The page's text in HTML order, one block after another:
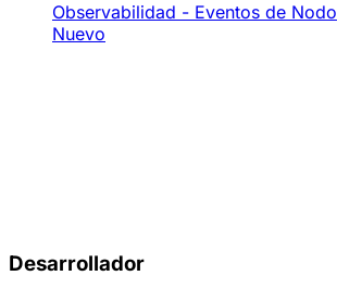
Observabilidad - Eventos de Nodo
Nuevo
Desarrollador